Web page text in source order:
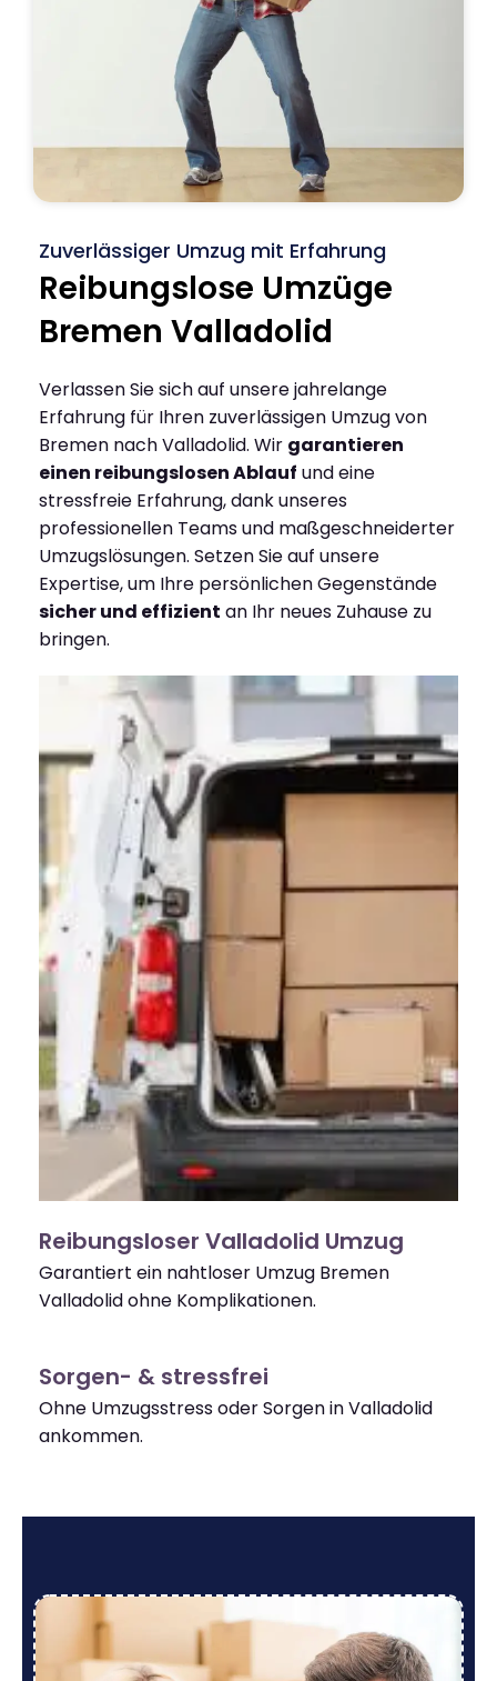
Zuverlässiger Umzug mit Erfahrung
Reibungslose Umzüge
Bremen Valladolid
Verlassen Sie sich auf unsere jahrelange
Erfahrung für Ihren zuverlässigen Umzug von
Bremen nach Valladolid. Wir garantieren
einen reibungslosen Ablauf und eine
stressfreie Erfahrung, dank unseres
professionellen Teams und maßgeschneiderter
Umzugslösungen. Setzen Sie auf unsere
Expertise, um Ihre persönlichen Gegenstände
sicher und effizient an Ihr neues Zuhause zu
bringen.
Reibungsloser Valladolid Umzug
Garantiert ein nahtloser Umzug Bremen
Valladolid ohne Komplikationen.
Sorgen- & stressfrei
Ohne Umzugsstress oder Sorgen in Valladolid
ankommen.